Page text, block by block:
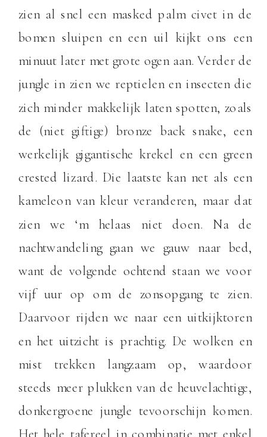
zien al snel een masked palm civet in de
bomen sluipen en een uil kijkt ons een
minuut later met grote ogen aan. Verder de
jungle in zien we reptielen en insecten die
zich minder makkelijk laten spotten, zoals
de (niet giftige) bronze back snake, een
werkelijk gigantische krekel en een green
crested lizard. Die laatste kan net als een
kameleon van kleur veranderen, maar dat
zien we ‘m helaas niet doen. Na de
nachtwandeling gaan we gauw naar bed,
want de volgende ochtend staan we voor
vijf uur op om de zonsopgang te zien.
Daarvoor rijden we naar een uitkijktoren
en het uitzicht is prachtig. De wolken en
mist trekken langzaam op, waardoor
steeds meer plukken van de heuvelachtige,
donkergroene jungle tevoorschijn komen.